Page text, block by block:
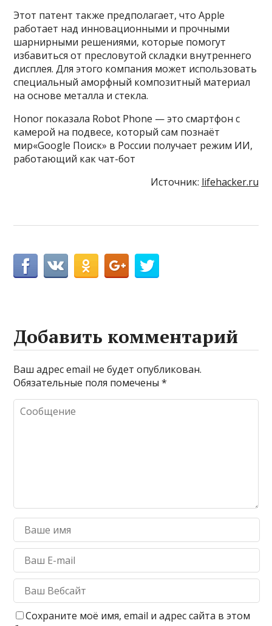
Этот патент также предполагает, что Apple
работает над инновационными и прочными
шарнирными решениями, которые помогут
избавиться от пресловутой складки внутреннего
дисплея. Для этого компания может использовать
специальный аморфный композитный материал
на основе металла и стекла.
Honor показала Robot Phone — это смартфон с
камерой на подвесе, который сам познаёт
мир«Google Поиск» в России получает режим ИИ,
работающий как чат-бот
Источник: lifehacker.ru
Добавить комментарий
Ваш адрес email не будет опубликован.
Обязательные поля помечены*
Сохраните моё имя, email и адрес сайта в этом